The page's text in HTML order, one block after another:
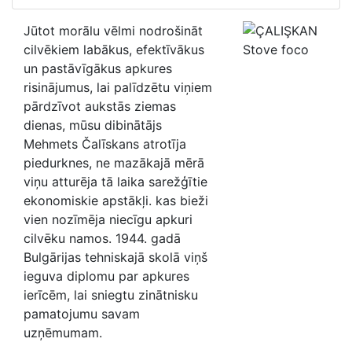
Jūtot morālu vēlmi nodrošināt
cilvēkiem labākus, efektīvākus
un pastāvīgākus apkures
risinājumus, lai palīdzētu viņiem
pārdzīvot aukstās ziemas
dienas, mūsu dibinātājs
Mehmets Čalīskans atrotīja
piedurknes, ne mazākajā mērā
viņu atturēja tā laika sarežģītie
ekonomiskie apstākļi. kas bieži
vien nozīmēja niecīgu apkuri
cilvēku namos. 1944. gadā
Bulgārijas tehniskajā skolā viņš
ieguva diplomu par apkures
ierīcēm, lai sniegtu zinātnisku
pamatojumu savam
uzņēmumam.